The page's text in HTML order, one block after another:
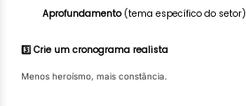
Aprofundamento(tema específico do setor)
3️⃣ Crie um cronograma realista
Menos heroísmo, mais constância.